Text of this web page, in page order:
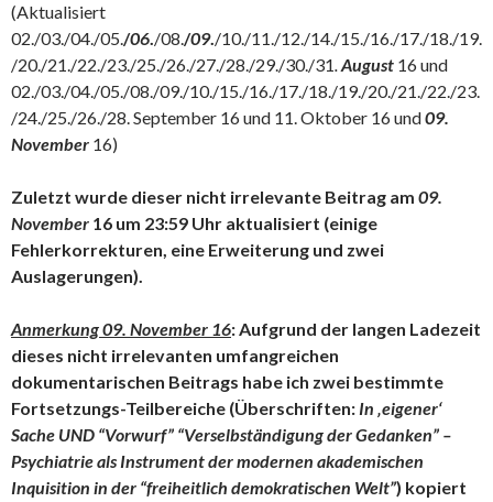
(Aktualisiert
02./03./04./05./06./08./09./10./11./12./14./15./16./17./18./19.
/20./21./22./23./25./26./27./28./29./30./31.August 16 und
02./03./04./05./08./09./10./15./16./17./18./19./20./21./22./23.
/24./25./26./28. September 16 und 11. Oktober 16 und09.
November 16)
Zuletzt wurde dieser nicht irrelevante Beitrag am 09.
November 16 um 23:59 Uhr aktualisiert (einige
Fehlerkorrekturen, eine Erweiterung und zwei
Auslagerungen).
Anmerkung 09. November 16: Aufgrund der langen Ladezeit
dieses nicht irrelevanten umfangreichen
dokumentarischen Beitrags habe ich zwei bestimmte
Fortsetzungs-Teilbereiche (Überschriften: In ‚eigener‘
Sache UND “Vorwurf” “Verselbständigung der Gedanken” –
Psychiatrie als Instrument der modernen akademischen
Inquisition in der “freiheitlich demokratischen Welt”) kopiert